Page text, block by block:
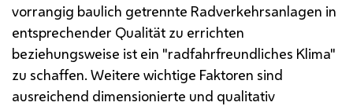
vorrangig baulich getrennte Radverkehrsanlagen in
entsprechender Qualität zu errichten
beziehungsweise ist ein "radfahrfreundliches Klima"
zu schaffen. Weitere wichtige Faktoren sind
ausreichend dimensionierte und qualitativ